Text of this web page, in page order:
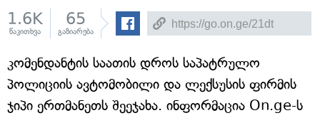
1.6K
წაკითხვა
65
გაზიარება
კომენდანტის საათის დროს საპატრულო
პოლიციის ავტომობილი და ლექსუსის ფირმის
ჯიპი ერთმანეთს შეეჯახა. ინფორმაცია On.ge-ს